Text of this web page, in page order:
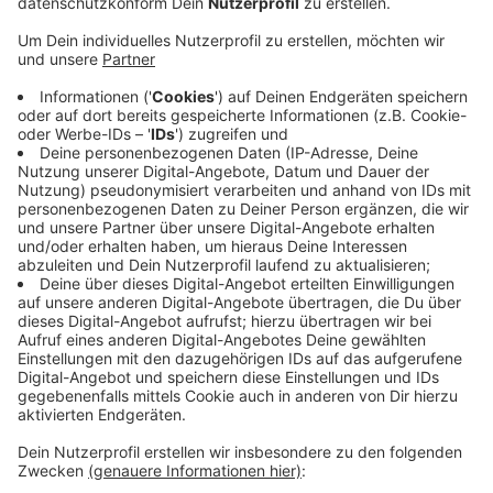
Der Senior konnte keine Fahrkarte vorzeigen und
sollte den Bus verlassen - als er sich weigerte und
handgreiflich wurde, drückte der Fahrer ihn aus
dem Bus.
Danach hat sich der 72-Jährige unter den Bus
gelegt und so die Weiterfahrt verhindert.
Polizei und Feuerwehr rückten an - nach einer
knappen Dreiviertelstunde kam der Mann freiwillig
wieder aus seinem Versteck hervor.
Er muss sich jetzt wegen versuchter
Körperverletzung und Nötigung verantworten.
Veröffentlicht:Mittwoch, 05.06.2019 07:01